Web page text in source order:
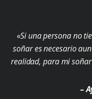
«Si una persona no
soñar es necesario
realidad, para mi
–